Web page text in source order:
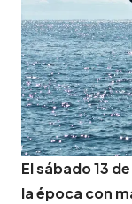
El sábado 13
la época con